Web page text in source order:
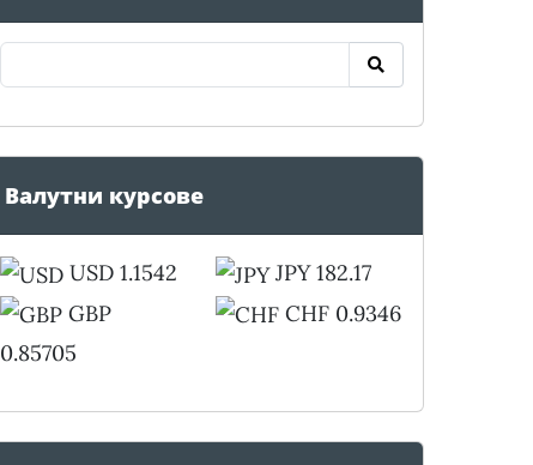
Валутни курсове
USD 1.1542
GBP
0.85705
JPY 182.17
CHF 0.9346